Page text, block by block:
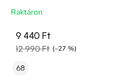
Raktáron
9 440 Ft
12 990 Ft (–27 %)
68